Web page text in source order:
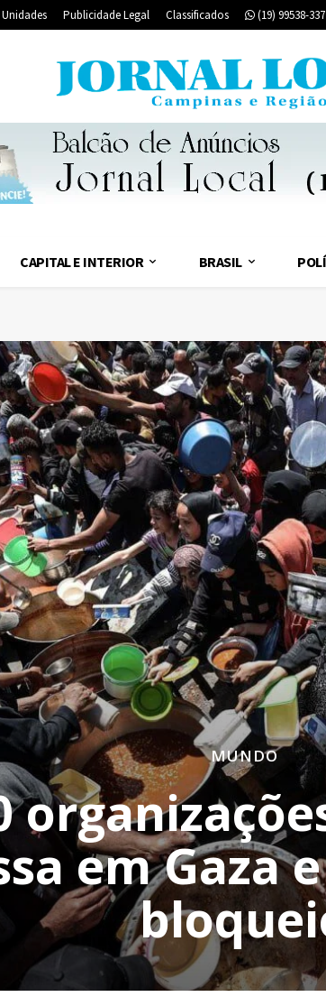
Unidades Publicidade Legal Classificados (19) 99538-
CAPITAL E INTERIOR BRASIL
MUNDO
em Gaza